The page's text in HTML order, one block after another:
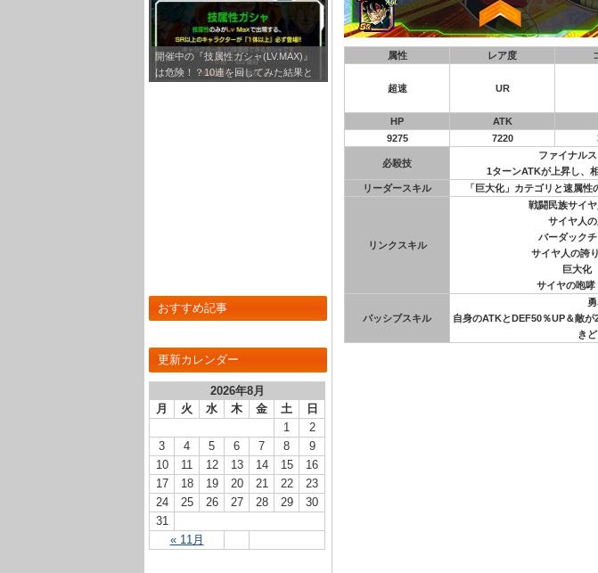
開催中の『技属性ガシャ(LV.MAX)』
は危険！？10連を回してみた結果と
おすすめ記事
更新カレンダー
2026年8月
月
火 水 木 金 土 日
« 11月
1
2
3
4 5 6 7 8
9
10
11 12 13 14 15
16
17
18 19 20 21 22
23
24
25 26 27 28 29
30
31
属性 レア度
超速 UR
HP
ATK
9275
7220
必殺技
ファイナル
1ターンATKが上昇し、
リーダースキル
「巨大化」カテゴリと速属
リンクスキル
戦闘民族サイ
サイヤ人
バーダック
サイヤ人の誇
巨大化
サイヤの咆
パッシブスキル
自身のATKとDEF50％UP＆敵
き